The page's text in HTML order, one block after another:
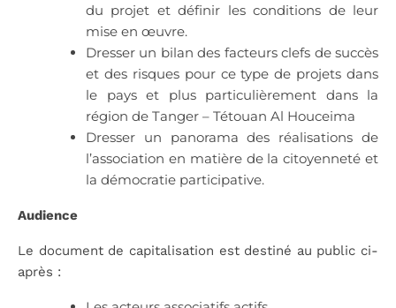
du projet et définir les conditions de leur
mise en œuvre.
Dresser un bilan des facteurs clefs de succès
et des risques pour ce type de projets dans
le pays et plus particulièrement dans la
région de Tanger – Tétouan Al Houceima
Dresser un panorama des réalisations de
l’association en matière de la citoyenneté et
la démocratie participative.
Audience
Le document de capitalisation est destiné au public ci-
après :